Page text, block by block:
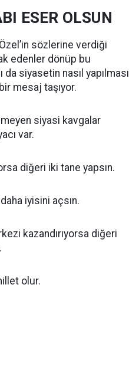
ESER OLSUN
sözlerine verdiği
edenler dönüp bu
siyasetin nasıl yapılması
mesaj taşıyor.
siyasi kavgalar
var.
diğeri iki tane yapsın.
iyisini açsın.
kazandırıyorsa diğeri
olur.